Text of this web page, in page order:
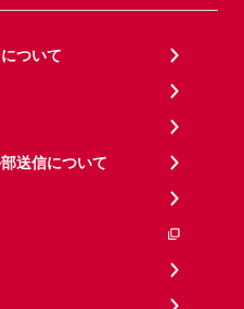
ついて
送信について